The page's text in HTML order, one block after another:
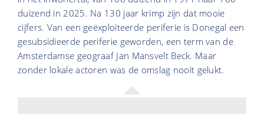
duizend in 2025. Na 130 jaar krimp zijn dat mooie
cijfers. Van een geëxploiteerde periferie is Donegal een
gesubsidieerde periferie geworden, een term van de
Amsterdamse geograaf Jan Mansvelt Beck. Maar
zonder lokale actoren was de omslag nooit gelukt.